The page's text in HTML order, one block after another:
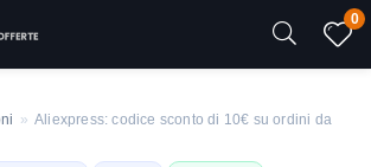
0
» Aliexpress: codice sconto di 10€ su ordini da